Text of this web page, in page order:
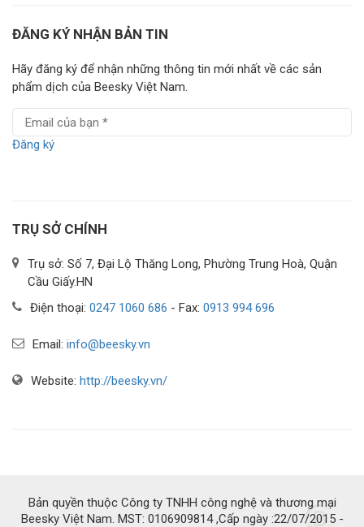
ĐĂNG KÝ NHẬN BẢN TIN
Hãy đăng ký để nhận những thông tin mới nhất về các sản
phẩm dịch của Beesky Việt Nam.
Đăng ký
TRỤ SỞ CHÍNH
Trụ sở: Số 7, Đại Lộ Thăng Long, Phường Trung Hoà, Quận
Cầu Giấy.HN
Điện thoại: 0247 1060 686 - Fax: 0913 994 696
Email: info@beesky.vn
Website: http://beesky.vn/
Bản quyền thuộc Công ty TNHH công nghệ và thương mại
Beesky Việt Nam. MST: 0106909814 ,Cấp ngày :22/07/2015 -